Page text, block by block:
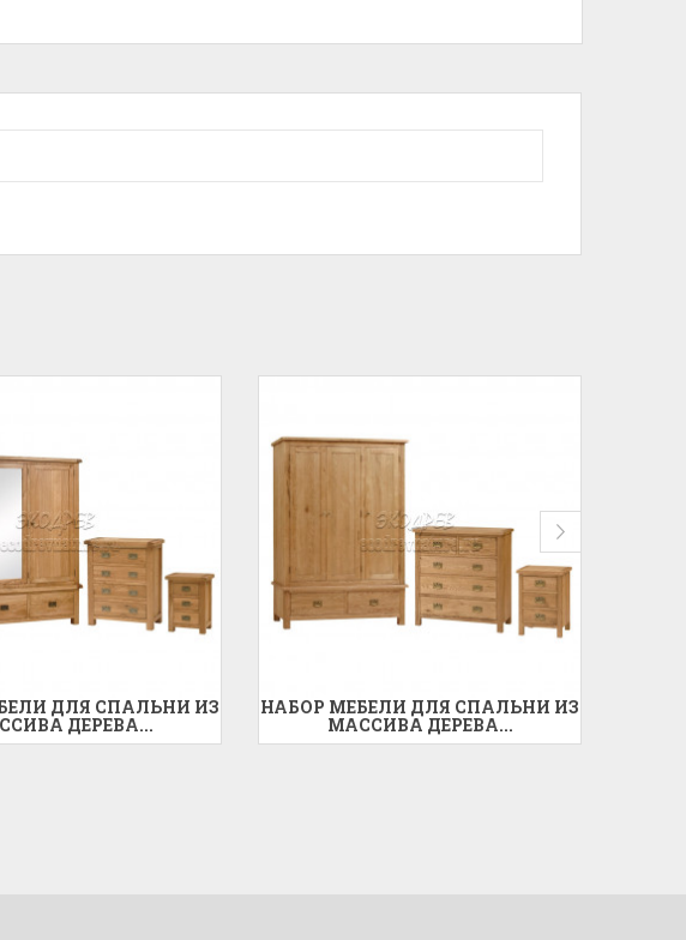
ДЛЯ СПАЛЬНИ ИЗ
ДЕРЕВА...
НАБОР МЕБЕЛИ ДЛЯ СПАЛЬНИ ИЗ
МАССИВА ДЕРЕВА...